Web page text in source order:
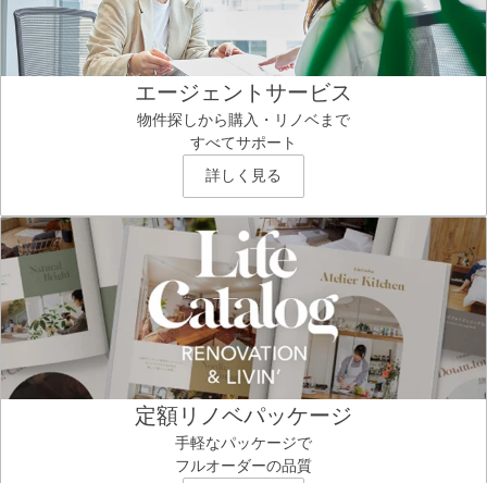
エージェントサービス
物件探しから購入・リノベまで
すべてサポート
詳しく見る
定額リノベパッケージ
手軽なパッケージで
フルオーダーの品質